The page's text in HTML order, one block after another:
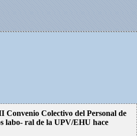
Convenio Colectivo del Personal de
labo- ral de la UPV/EHU hace